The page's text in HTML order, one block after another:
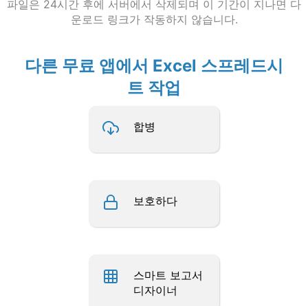
파일은 24시간 후에 서버에서 삭제되며 이 기간이 지나면 다
운로드 링크가 작동하지 않습니다.
다른 무료 앱에서 Excel 스프레드시
트 작업
합병
보호하다
스마트 보고서
디자이너